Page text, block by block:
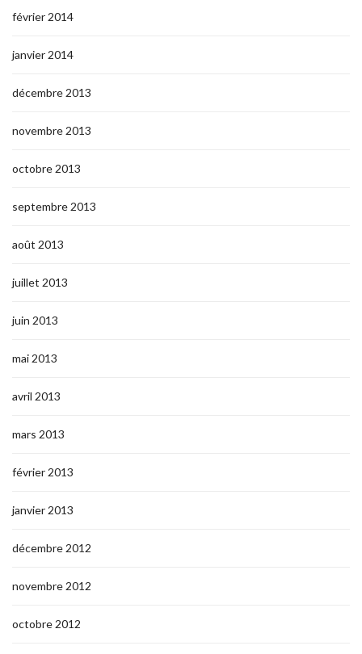
février 2014
janvier 2014
décembre 2013
novembre 2013
octobre 2013
septembre 2013
août 2013
juillet 2013
juin 2013
mai 2013
avril 2013
mars 2013
février 2013
janvier 2013
décembre 2012
novembre 2012
octobre 2012